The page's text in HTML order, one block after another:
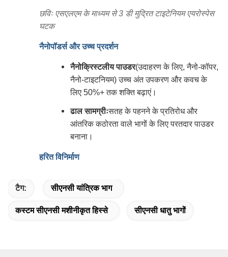
छविः एसएलएम के माध्यम से 3 डी मुद्रित टाइटेनियम एयरोस्पेस
घटक
नैनोपॉडर्स और उच्च प्रदर्शन
नैनोक्रिस्टलीय पाउडर(उदाहरण के लिए, नैनो-कॉपर,
नैनो-टाइटनियम) उच्च अंत उपकरण और कवच के
लिए 50%+ तक शक्ति बढ़ाएं।
ढाल सामग्रीःसतह के पहनने के प्रतिरोध और
आंतरिक कठोरता वाले भागों के लिए परतदार पाउडर
बनाना।
हरित विनिर्माण
टैग: सीएनसी यांत्रिक भाग
कस्टम सीएनसी मशीनीकृत हिस्से सीएनसी धातु भागों